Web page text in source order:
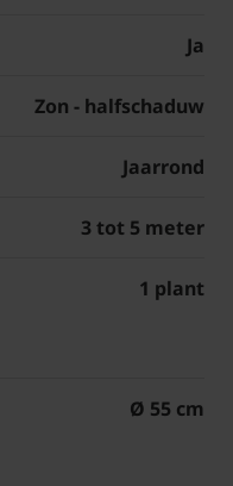
Ja
Zon - halfschaduw
Jaarrond
3 tot 5 meter
1 plant
Ø 55 cm